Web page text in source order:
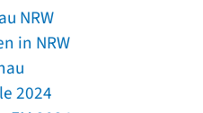
NRW
in NRW
2024